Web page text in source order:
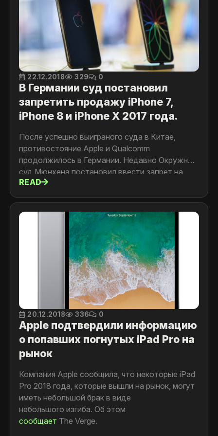
22.12.2018 329 0
В Германии суд постановил
запретить продажу iPhone 7,
iPhone 8 и iPhone X 2017 года.
После успешно выиграного суда в Китае,
противостояние Apple и Qualcomm
продолжилось в Германии. Недавно Окружной
суд Мюнхена постановил ввести запрет на
продажу некоторых старых моделей
смартфонов на территории Германии, в связи с
компанией Apple.
READ
20.12.2018 336 0
Apple подтвердили информацию
о попавших погнутых iPad Pro на
рынок
Компания Apple сообщила, что некоторые iPad
Pro 2018 года, которые вышли на рынок, могут
иметь небольшой брак в виде
небольшого изгиба. Об этом
сообщает The Verge.